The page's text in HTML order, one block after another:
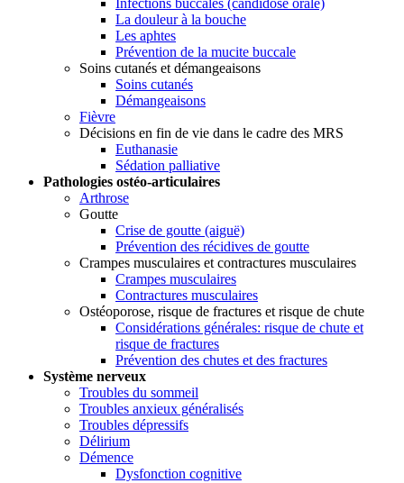
La douleur à la bouche
Les aphtes
Prévention de la mucite buccale
Soins cutanés et démangeaisons
Soins cutanés
Démangeaisons
Fièvre
Décisions en fin de vie dans le cadre des MRS
Euthanasie
Sédation palliative
Pathologies ostéo-articulaires
Arthrose
Goutte
Crise de goutte (aiguë)
Prévention des récidives de goutte
Crampes musculaires et contractures musculaires
Crampes musculaires
Contractures musculaires
Ostéoporose, risque de fractures et risque de chute
Considérations générales: risque de chute et
risque de fractures
Prévention des chutes et des fractures
Système nerveux
Troubles du sommeil
Troubles anxieux généralisés
Troubles dépressifs
Délirium
Démence
Dysfonction cognitive